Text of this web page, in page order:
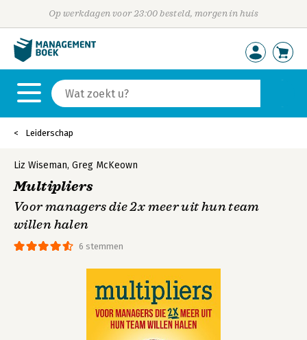
Op werkdagen voor 23:00 besteld, morgen in huis
Leiderschap
6 stemmen
Liz Wiseman, Greg McKeown
Multipliers
Voor managers die 2x meer uit hun team
willen halen